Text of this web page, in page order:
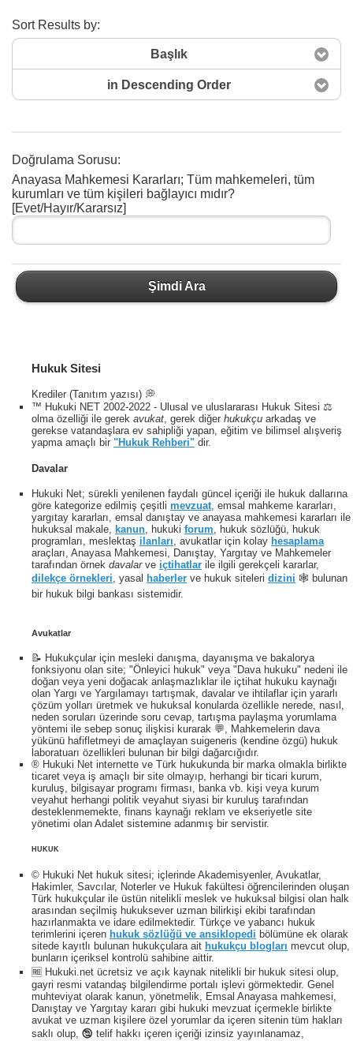
Sort Results by:
Başlık
in Descending Order
Doğrulama Sorusu:
Anayasa Mahkemesi Kararları; Tüm mahkemeleri, tüm
kurumları ve tüm kişileri bağlayıcı mıdır?
[Evet/Hayır/Kararsız]
Şimdi Ara
Hukuk Sitesi
Krediler (Tanıtım yazısı) 💭
™ Hukuki NET 2002-2022 - Ulusal ve uluslararası Hukuk Sitesi ⚖️
olma özelliği ile gerek avukat, gerek diğer hukukçu arkadaş ve
gerekse vatandaşlara ev sahipliği yapan, eğitim ve bilimsel alışveriş
yapma amaçlı bir "Hukuk Rehberi" dir.
Davalar
Hukuki Net; sürekli yenilenen faydalı güncel içeriği ile hukuk dallarına
göre kategorize edilmiş çeşitli mevzuat , emsal mahkeme kararları,
yargıtay kararları, emsal danıştay ve anayasa mahkemesi kararları ile
hukuksal makale,
kanun , hukuki forum , hukuk sözlüğü, hukuk
programları, meslektaş ilanları , avukatlar için kolay hesaplama
araçları, Anayasa Mahkemesi, Danıştay, Yargıtay ve Mahkemeler
tarafından örnek davalarve içtihatlar ile ilgili gerekçeli kararlar,
dilekçe örnekleri , yasal haberler ve hukuk siteleri dizini 🕸 bulunan
bir hukuk bilgi bankası sistemidir.
Avukatlar
📝 Hukukçular için mesleki danışma, dayanışma ve bakalorya
fonksiyonu olan site; "Önleyici hukuk" veya "Dava hukuku" nedeni ile
doğan veya yeni doğacak anlaşmazlıklar ile içtihat hukuku kaynağı
olan Yargı ve Yargılamayı tartışmak, davalar ve ihtilaflar için yararlı
çözüm yolları üretmek ve hukuksal konularda özellikle nerede, nasıl,
neden soruları üzerinde soru cevap, tartışma paylaşma yorumlama
yöntemi ile sebep sonuç ilişkisi kurarak 💬, Mahkemelerin dava
yükünü hafifletmeyi de amaçlayan suigeneris (kendine özgü) hukuk
laboratuarı özellikleri bulunan bir bilgi dağarcığıdır.
® Hukuki Net internette ve Türk hukukunda bir marka olmakla birlikte
ticaret veya iş amaçlı bir site olmayıp, herhangi bir ticari kurum,
kuruluş, bilgisayar programı firması, banka vb. kişi veya kurum
veyahut herhangi politik veyahut siyasi bir kuruluş tarafından
desteklenmemekte, finans kaynağı reklam ve ekseriyetle site
yönetimi olan Adalet sistemine adanmış bir servistir.
HUKUK
© Hukuki Net hukuk sitesi; içlerinde Akademisyenler, Avukatlar,
Hakimler, Savcılar, Noterler ve Hukuk fakültesi öğrencilerinden oluşan
Türk hukukçular ile üstün nitelikli meslek ve hukuksal bilgisi olan halk
arasından seçilmiş hukuksever uzman bilirkişi ekibi tarafından
hazırlanmakta ve idare edilmektedir. Türkçe ve yabancı hukuk
terimlerini içeren hukuk sözlüğü ve ansiklopedi bölümüne ek olarak
sitede kayıtlı bulunan hukukçulara ait hukukçu blogları mevcut olup,
bunların içeriksel kontrolü sahibine aittir.
🆓 Hukuki.net ücretsiz ve açık kaynak nitelikli bir hukuk sitesi olup,
gayri resmi vatandaş bilgilendirme portalı işlevi görmektedir. Genel
muhteviyat olarak kanun, yönetmelik, Emsal Anayasa mahkemesi,
Danıştay ve Yargıtay kararı gibi hukuki mevzuat içermekle birlikte
avukat ve uzman kişilere özel yorumlar da içeren sitenin tüm hakları
saklı olup, 🕲 telif hakkı içeren içeriği izinsiz yayınlanamaz,